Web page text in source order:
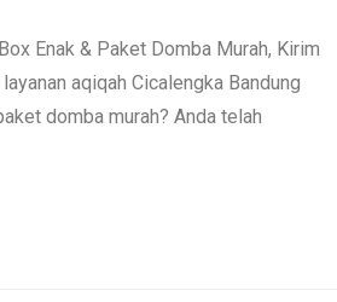
Enak & Paket Domba Murah, Kirim
aqiqah Cicalengka Bandung
domba murah? Anda telah